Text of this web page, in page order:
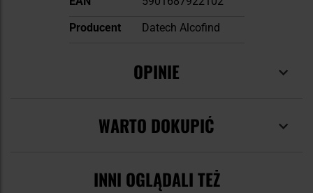
Producent
Datech Alcofind
OPINIE
WARTO DOKUPIĆ
INNI OGLĄDALI TEŻ